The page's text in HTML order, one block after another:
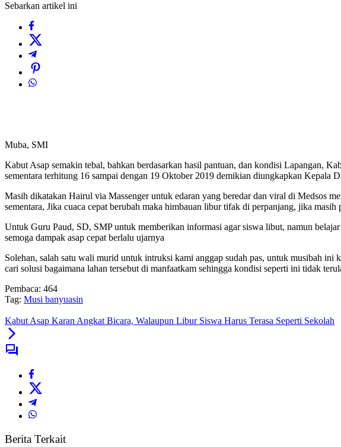
Sebarkan artikel ini
Muba, SMI
Kabut Asap semakin tebal, bahkan berdasarkan hasil pantuan, dan kondisi Lapangan,
sementara terhitung 16 sampai dengan 19 Oktober 2019 demikian diungkapkan
Masih dikatakan Hairul via Massenger untuk edaran yang beredar dan viral di Medsos
sementara, Jika cuaca cepat berubah maka himbauan libur tifak di perpanjang, jika
Untuk Guru Paud, SD, SMP untuk memberikan informasi agar siswa libut, namun
semoga dampak asap cepat berlalu ujarnya
Solehan, salah satu wali murid untuk intruksi kami anggap sudah pas, untuk musibah
cari solusi bagaimana lahan tersebut di manfaatkam sehingga kondisi seperti ini tidak
Pembaca: 464
Tag: Musi banyuasin
Kabut Asap Karan Angkat Bicara, Walaupun Libur Siswa Harus Terasa Seperti Sekolah
Berita Terkait